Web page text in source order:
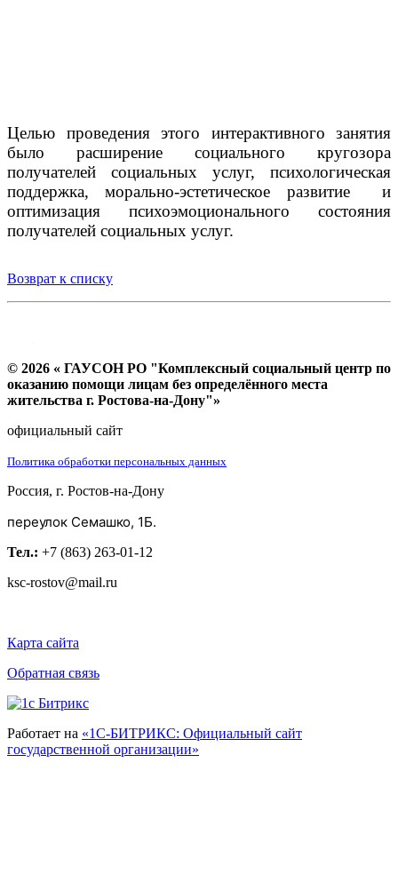
Целью проведения этого интерактивного занятия
было расширение социального кругозора
получателей социальных услуг, психологическая
поддержка, морально-эстетическое развитие и
оптимизация психоэмоционального состояния
получателей социальных услуг.
Возврат к списку
© 2026 « ГАУСОН РО "Комплексный социальный центр по
оказанию помощи лицам без определённого места
жительства г. Ростова-на-Дону"»
официальный сайт
Политика обработки персональных данных
Россия, г. Ростов-на-Дону
переулок Семашко, 1Б.
Тел.: +7 (863) 263-01-12
ksc-rostov@mail.ru
Карта сайта
Обратная связь
Работает на «1С-БИТРИКС: Официальный сайт
государственной организации»